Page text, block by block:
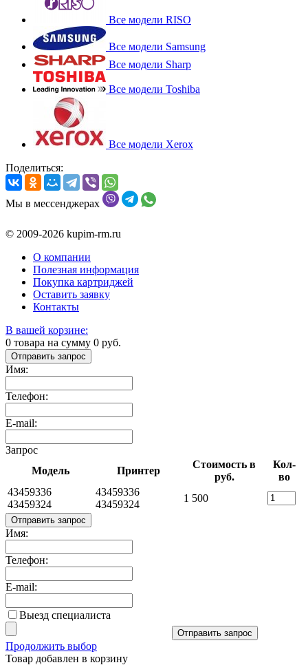
Все модели RISO
Все модели Samsung
Все модели Sharp
Все модели Toshiba
Все модели Xerox
Поделиться:
Мы в мессенджерах
© 2009-2026 kupim-rm.ru
О компании
Полезная информация
Покупка картриджей
Оставить заявку
Контакты
В вашей корзине:
0 товара на сумму 0 руб.
Отправить запрос
Имя:
Телефон:
E-mail:
Запрос
Модель
Принтер
Стоимость в
руб.
Кол-
во
43459336
43459324
43459336
43459324
1 500
Отправить запрос
Имя:
Телефон:
E-mail:
Выезд специалиста
Отправить запрос
Продолжить выбор
Товар добавлен в корзину